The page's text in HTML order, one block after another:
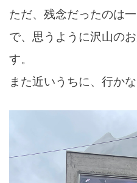
ただ、残念だったのは
で、思うように沢山の
す。
また近いうちに、行か